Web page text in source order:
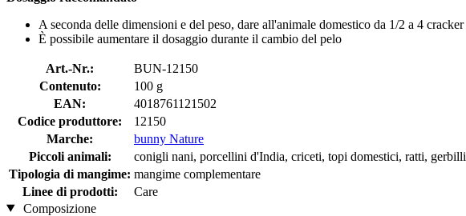
A seconda delle dimensioni e del peso, dare all'animale domestico da 1/2 a 4 cracker
È possibile aumentare il dosaggio durante il cambio del pelo
Art.-Nr.:
BUN-12150
Contenuto:
100 g
EAN:
4018761121502
Codice produttore:
12150
Marche:
bunny Nature
Piccoli animali:
conigli nani, porcellini d'India, criceti, topi domestici, ratti, gerbilli
Tipologia di mangime: mangime complementare
Linee di prodotti:
Care
Composizione